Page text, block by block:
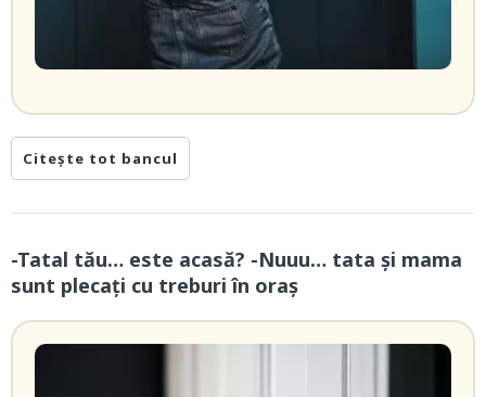
Citește tot bancul
-Tatal tău… este acasă? -Nuuu… tata și mama
sunt plecați cu treburi în oraș